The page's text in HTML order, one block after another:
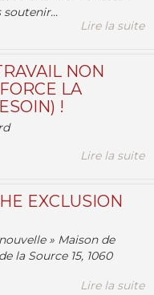
soutenir...
Lire la suite
NON
LA
!
Lire la suite
EXCLUSION
» Maison de
la Source 15, 1060
Lire la suite